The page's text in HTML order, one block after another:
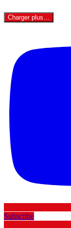
Charger plus…
Subscribe